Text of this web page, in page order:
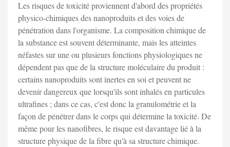
Les risques de toxicité proviennent d'abord des propriétés
physico-chimiques des nanoproduits et des voies de
pénétration dans l'organisme. La composition chimique de
la substance est souvent déterminante, mais les atteintes
néfastes sur une ou plusieurs fonctions physiologiques ne
dépendent pas que de la structure moléculaire du produit :
certains nanoproduits sont inertes en soi et peuvent ne
devenir dangereux que lorsqu'ils sont inhalés en particules
ultrafines ; dans ce cas, c'est donc la granulométrie et la
façon de pénétrer dans le corps qui détermine la toxicité. De
même pour les nanofibres, le risque est davantage lié à la
structure physique de la fibre qu'à sa structure chimique.